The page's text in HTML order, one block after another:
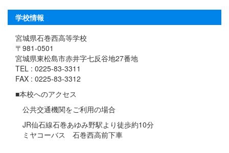
学校情報
宮城県石巻西高等学校
〒981-0501
宮城県東松島市赤井字七反谷地27番地
TEL : 0225-83-3311
FAX : 0225-83-3312
■本校へのアクセス
公共交通機関をご利用の場合
JR仙石線石巻あゆみ野駅より徒歩約10分
ミヤコーバス 石巻西高前下車